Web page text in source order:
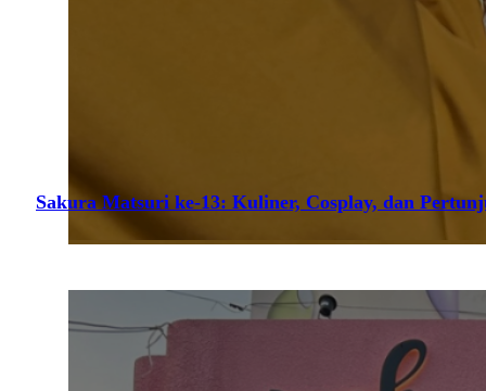
Sakura Matsuri ke-13: Kuliner, Cosplay, dan